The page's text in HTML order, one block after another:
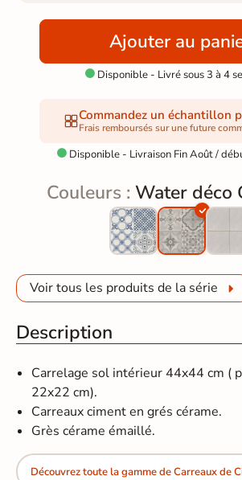
Ajouter au
Disponible - Livré sous 3 à 4
Commandez un échantillon
Frais remboursés sur une future
 Disponible - Livraison Fin Août /
Couleurs :Water déco
Voir tous les produits de la série
Description
Carrelage sol intérieur 44x44 cm (
22x22 cm).
Carreaux ciment en grés cérame.
Grès cérame émaillé.
Découvrez toute la gamme de Carreaux de